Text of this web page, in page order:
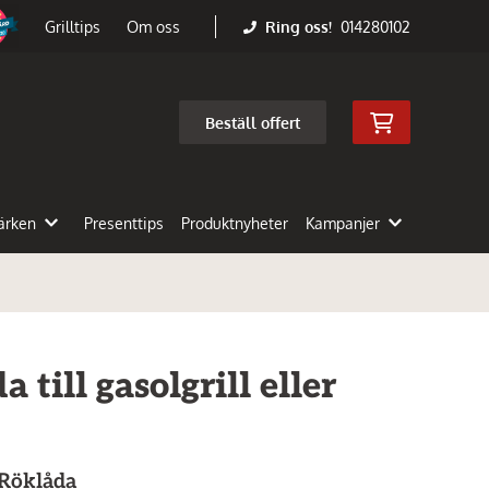
Grilltips Om oss Ring oss! 014280102
Beställ offert
Presenttips Produktnyheter Kampanjer
till gasolgrill eller